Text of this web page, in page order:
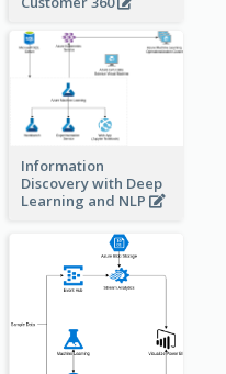
Information
Discovery with Deep
Learning and NLP